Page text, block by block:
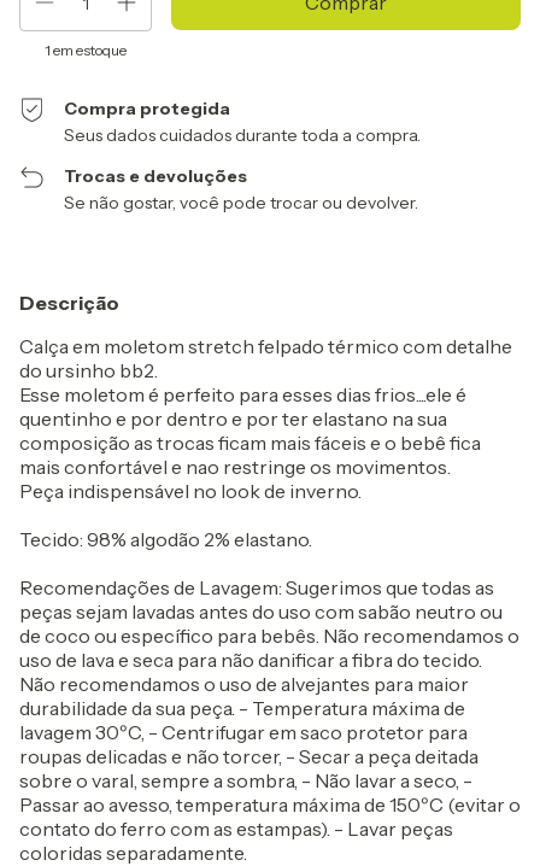
1 em estoque
Compra protegida
Seus dados cuidados durante toda a compra.
Trocas e devoluções
Se não gostar, você pode trocar ou devolver.
Descrição
Calça em moletom stretch felpado térmico com detalhe
do ursinho bb2.
Esse moletom é perfeito para esses dias frios....ele é
quentinho e por dentro e por ter elastano na sua
composição as trocas ficam mais fáceis e o bebê fica
mais confortável e nao restringe os movimentos.
Peça indispensável no look de inverno.
Tecido: 98% algodão 2% elastano.
Recomendações de Lavagem: Sugerimos que todas as
peças sejam lavadas antes do uso com sabão neutro ou
de coco ou específico para bebês. Não recomendamos o
uso de lava e seca para não danificar a fibra do tecido.
Não recomendamos o uso de alvejantes para maior
durabilidade da sua peça. - Temperatura máxima de
lavagem 30ºC, - Centrifugar em saco protetor para
roupas delicadas e não torcer, - Secar a peça deitada
sobre o varal, sempre a sombra, - Não lavar a seco, -
Passar ao avesso, temperatura máxima de 150ºC (evitar o
contato do ferro com as estampas). - Lavar peças
coloridas separadamente.